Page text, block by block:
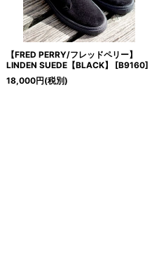
【FRED PERRY/フレッドペリー】
LINDEN SUEDE【BLACK】
[B9160]
18,000円(税別)